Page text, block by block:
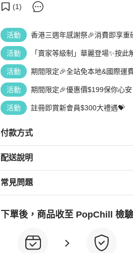
(1)
活動
香港三週年感謝祭🎉消費即享重
活動 「賣家等級制」華麗登場✨按此
活動 期間限定🎉全站免本地&國際運
活動
期間限定🎉優惠價$199保你心
活動 註冊即賞新會員$300大禮遇💝
付款方式
配送說明
常見問題
下單後，商品收至 PopChill 檢驗